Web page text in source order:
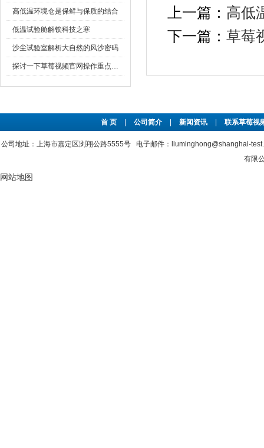
高低温环境仓是保鲜与保质的结合
低温试验舱解锁科技之寒
沙尘试验室解析大自然的风沙密码
探讨一下草莓视频官网操作重点是什么
上一篇： 高低
下一篇： 草莓
首 页 公司简介 新闻资讯 联系草莓视
公司地址：上海市嘉定区浏翔公路5555号 电子邮件：liuminghong@shanghai-
有限公
网站地图